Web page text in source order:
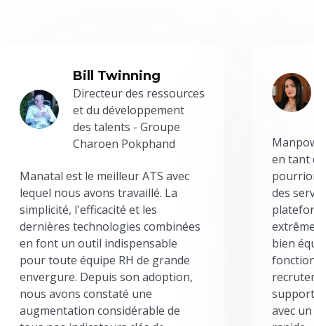
Bill Twinning
Directeur des ressources
et du développement
des talents - Groupe
Charoen Pokphand
Manatal est le meilleur ATS avec
lequel nous avons travaillé. La
simplicité, l'efficacité et les
dernières technologies combinées
en font un outil indispensable
pour toute équipe RH de grande
envergure. Depuis son adoption,
nous avons constaté une
augmentation considérable de
en tant
des
bien
avec